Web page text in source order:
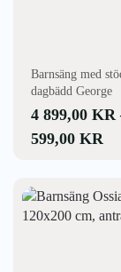
Barnsäng med
dagbädd George
4 899,00 KR
599,00 KR
produktsidan